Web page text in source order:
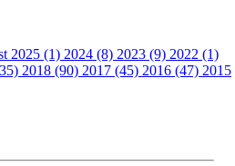
2025 (1) 2024 (8) 2023 (9) 2022 (1)
2018 (90) 2017 (45) 2016 (47) 2015